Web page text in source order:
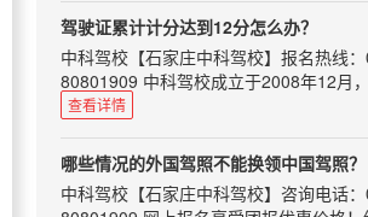
三、提出注销申请的；
四、丧失民事行为能力，监护人提出注销
五、超过机动车驾驶证有效期一年以上
六、年龄在60周岁以上，在一个记分周
未提交身体条件证明的；或者持有大型客
城市公交车、中型客车、大型货车、无
车准驾车型，在两个记分周期结束后一年
条件证明；或者持...
本文给初学驾驶的朋友介绍一些最规范的
望对大家有所帮助！
［离合器踏板］ 将左脚掌置于踏板中央
底，抬时自然将膝盖上抬。脚跟一般离
脚腕和小腿来完成，不许以脚跟为轴。
［加速踏板］ 将右脚跟置于地面，稍向
右脚跟为支点脚掌轻轻用力踩踏（平
起）。
驾驶证累计计分达到12分怎么办？
中科驾校 【石家庄中科驾校】报名热线
80801909 中科驾校成立于2008年12月
通管理局指定的驾驶人训练考试场，本着
规模，规范的培训，合理的价位，全力为
尽善尽美热情周到的全方位服务。
道路交通安全违法行为累计记分周期为12
查看详情
哪些情况的外国驾照不能换领中国驾照？
中科驾校 【石家庄中科驾校】咨询电话